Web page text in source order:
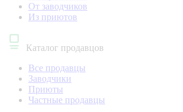
От заводчиков
Из приютов
Каталог продавцов
Все продавцы
Заводчики
Приюты
Частные продавцы